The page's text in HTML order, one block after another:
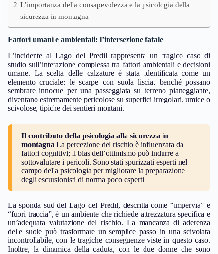
L’importanza della consapevolezza e la psicologia della
sicurezza in montagna
Fattori umani e ambientali: l’intersezione fatale
L’incidente al Lago del Predil rappresenta un tragico caso di
studio sull’interazione complessa tra fattori ambientali e decisioni
umane. La scelta delle calzature è stata identificata come un
elemento cruciale: le scarpe con suola liscia, benché possano
sembrare innocue per una passeggiata su terreno pianeggiante,
diventano estremamente pericolose su superfici irregolari, umide o
scivolose, tipiche dei sentieri montani.
Il contributo della psicologia alla sicurezza in
montagna La percezione del rischio è influenzata da
fattori cognitivi; il bias dell’ottimismo può indurre a
sottovalutare i pericoli. Sono stati spurizzati esperti nel
campo della psicologia per migliorare la preparazione
degli escursionisti di norma poco esperti.
La sponda sud del Lago del Predil, descritta come “impervia” e
“fuori traccia”, è un ambiente che richiede attrezzatura specifica e
un’adequata valutazione del rischio. La mancanza di aderenza
delle suole può trasformare un semplice passo in una scivolata
incontrollabile, con le tragiche conseguenze viste in questo caso.
Inoltre, la dinamica della caduta, con le due donne che sono